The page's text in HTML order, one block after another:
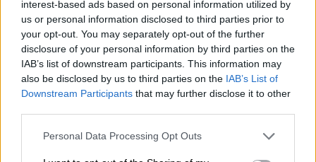
interest-based ads based on personal information utilized by
us or personal information disclosed to third parties prior to
your opt-out. You may separately opt-out of the further
disclosure of your personal information by third parties on the
IAB’s list of downstream participants. This information may
also be disclosed by us to third parties on the IAB’s List of
Downstream Participants that may further disclose it to other
Personal Data Processing Opt Outs
του Αθανασίου Σκόδρα
07/08/2026 , 15:06
Δηλώσεις συμμετοχής για τα
Masterclasses στη Γιορτή Κρασιού
07/08/2026 , 14:44